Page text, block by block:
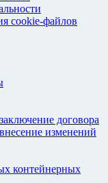
cookie-файлов
договора
изменений
контейнерных